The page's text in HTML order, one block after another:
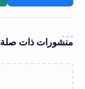
منشورات ذات صلة